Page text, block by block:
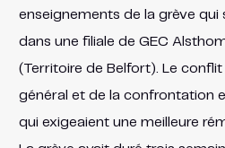
enseignements de la grève qui
dans une filiale de GEC
(Territoire de Belfort). Le conflit
général et de la confrontation
qui exigeaient une meilleure